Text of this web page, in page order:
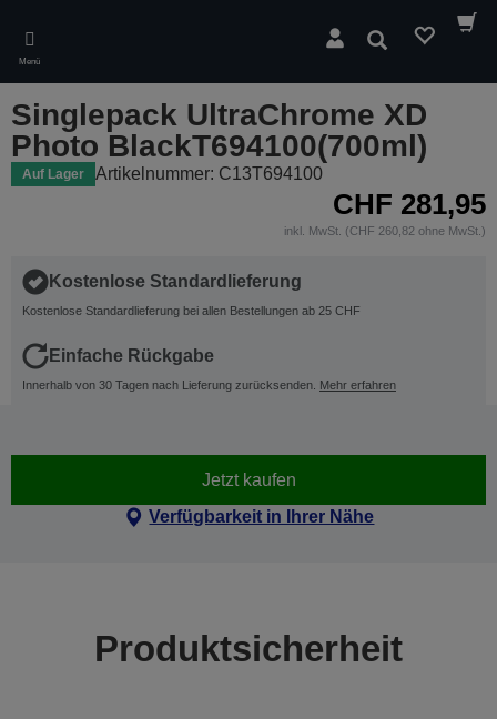
main
content
Menü
Suchen
Singlepack UltraChrome XD
Photo BlackT694100(700ml)
Auf Lager Artikelnummer: C13T694100
CHF 281,95
inkl. MwSt. (CHF 260,82 ohne MwSt.)
Kostenlose Standardlieferung
Kostenlose Standardlieferung bei allen Bestellungen ab 25 CHF
Einfache Rückgabe
Innerhalb von 30 Tagen nach Lieferung zurücksenden. Mehr erfahren
Jetzt kaufen
Verfügbarkeit in Ihrer Nähe
Produktsicherheit